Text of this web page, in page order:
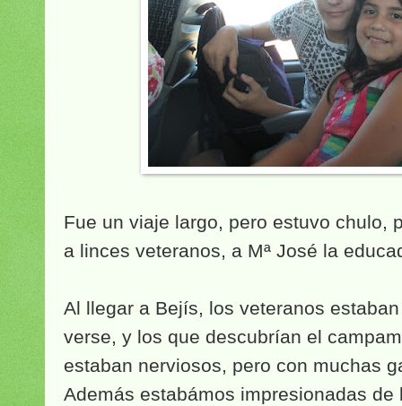
Fue un viaje largo, pero estuvo chulo,
a linces veteranos, a Mª José la
Al llegar a Bejís, los veteranos
verse, y los que descubrían el
estaban nerviosos, pero con muchas
Además estabámos impresionadas